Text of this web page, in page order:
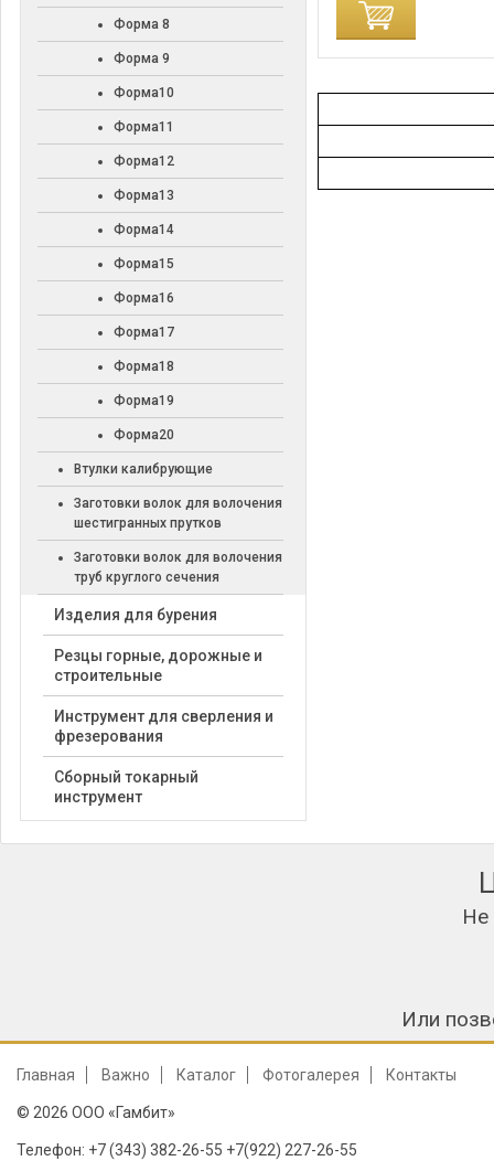
Форма 8
Форма 9
Форма10
Форма11
Форма12
Форма13
Форма14
Форма15
Форма16
Форма17
Форма18
Форма19
Форма20
Втулки калибрующие
Заготовки волок для волочения
шестигранных прутков
Заготовки волок для волочения
труб круглого сечения
Изделия для бурения
Резцы горные, дорожные и
строительные
Инструмент для сверления и
фрезерования
Сборный токарный
инструмент
ДОБАВИТЬ В КОРЗИНУ
Не
Или
Главная Важно Каталог Фотогалерея Контакты
© 2026 ООО «Гамбит»
Телефон: +7 (343) 382-26-55 +7(922) 227-26-55